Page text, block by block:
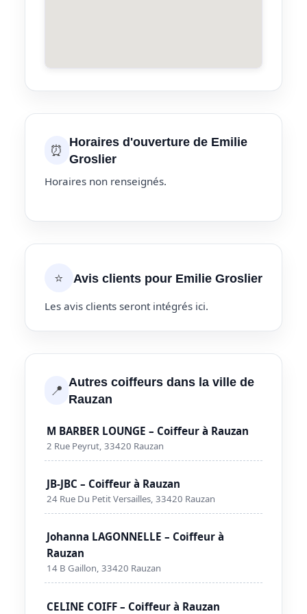
⏰
Horaires d'ouverture de Emilie
Groslier
Horaires non renseignés.
⭐ Avis clients pour Emilie Groslier
Les avis clients seront intégrés ici.
📍 Autres coiffeurs dans la ville de
Rauzan
M BARBER LOUNGE – Coiffeur à Rauzan
2 Rue Peyrut, 33420 Rauzan
JB-JBC – Coiffeur à Rauzan
24 Rue Du Petit Versailles, 33420 Rauzan
Johanna LAGONNELLE – Coiffeur à
Rauzan
14 B Gaillon, 33420 Rauzan
CELINE COIFF – Coiffeur à Rauzan